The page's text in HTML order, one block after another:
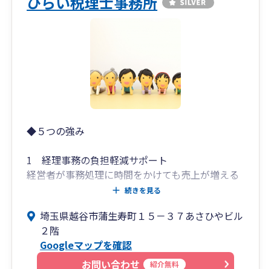
◆５つの強み
1 経理事務の負担軽減サポート
経営者が事務処理に時間をかけても売上が増える
わけではありません。
して頂きたいという思いから
弊所では煩わしい日々の経理処理の負担軽減をサ
ポートしています。
続きを見る
埼玉県越谷市蒲生寿町１５－３７あさひやビル
２階
Googleマップを確認
お問い合わせ
紹介無料